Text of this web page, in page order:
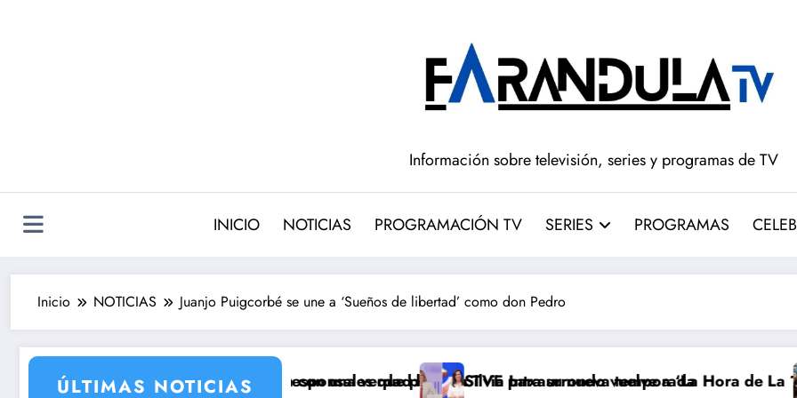
Información sobre televisión, series y programas de TV
INICIO NOTICIAS PROGRAMACIÓN TV SERIES PROGRAMAS
Inicio NOTICIAS Juanjo Puigcorbé se une a ‘Sueños de libertad’ como don Pedro
ÚLTIMAS NOTICIAS
3 que llega con una verdad brutal
cambios de corresponsales que prepara TVE para su nueva temporadaSilvia Intxaurrondo vuelve a ‘La Hora de La 1’ y Aida Bao da el
Adiós a ‘Cine